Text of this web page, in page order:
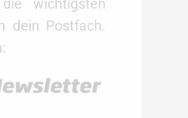
wichtigsten
dein Postfach.